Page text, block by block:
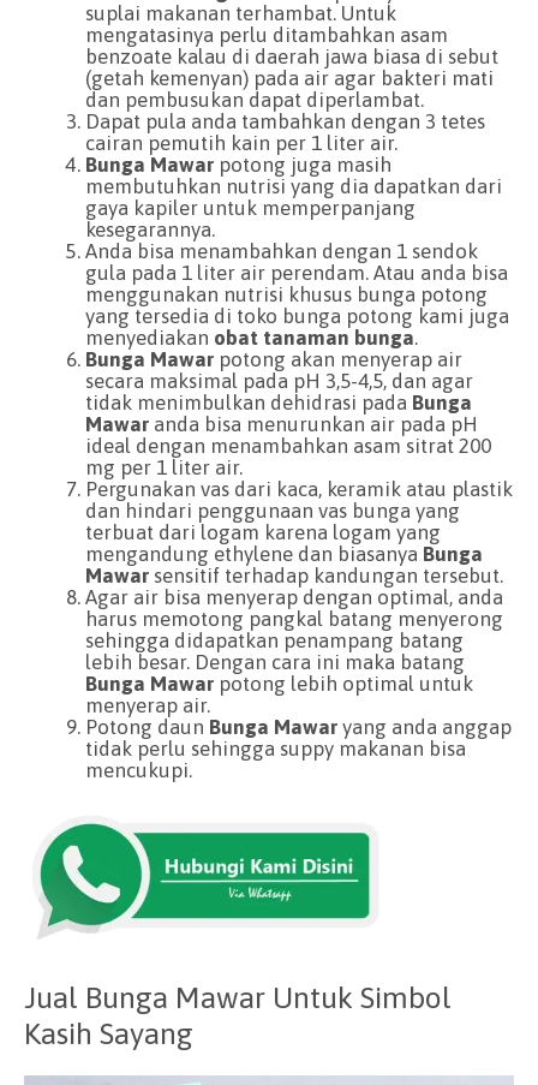
suplai makanan terhambat. Untuk
mengatasinya perlu ditambahkan asam
benzoate kalau di daerah jawa biasa di sebut
(getah kemenyan) pada air agar bakteri mati
dan pembusukan dapat diperlambat.
Dapat pula anda tambahkan dengan 3 tetes
cairan pemutih kain per 1 liter air.
Bunga Mawar potong juga masih
membutuhkan nutrisi yang dia dapatkan dari
gaya kapiler untuk memperpanjang
kesegarannya.
Anda bisa menambahkan dengan 1 sendok
gula pada 1 liter air perendam. Atau anda bisa
menggunakan nutrisi khusus bunga potong
yang tersedia di toko bunga potong kami juga
menyediakan obat tanaman bunga.
Bunga Mawar potong akan menyerap air
secara maksimal pada pH 3,5-4,5, dan agar
tidak menimbulkan dehidrasi pada Bunga
Mawar anda bisa menurunkan air pada pH
ideal dengan menambahkan asam sitrat 200
mg per 1 liter air.
Pergunakan vas dari kaca, keramik atau plastik
dan hindari penggunaan vas bunga yang
terbuat dari logam karena logam yang
mengandung ethylene dan biasanya Bunga
Mawar sensitif terhadap kandungan tersebut.
Agar air bisa menyerap dengan optimal, anda
harus memotong pangkal batang menyerong
sehingga didapatkan penampang batang
lebih besar. Dengan cara ini maka batang
Bunga Mawar potong lebih optimal untuk
menyerap air.
Potong daun Bunga Mawar yang anda anggap
tidak perlu sehingga suppy makanan bisa
mencukupi.
Jual Bunga Mawar Untuk Simbol
Kasih Sayang